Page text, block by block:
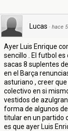
Lucas · hace
Ayer Luis Enrique
sencillo . El futbol
sacas 8 suplentes
en el Barça
asturiano , creer
colectivo en si
vestidos de
forma de algunos
titular en un partido
es que ayer Luis